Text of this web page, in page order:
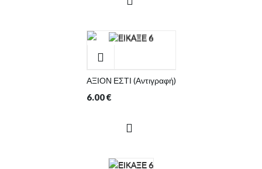
ΑΞΙΟΝ ΕΣΤΙ (Αντιγραφή)
6.00€